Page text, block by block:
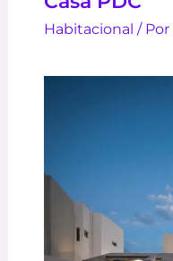
Habitacional / Por